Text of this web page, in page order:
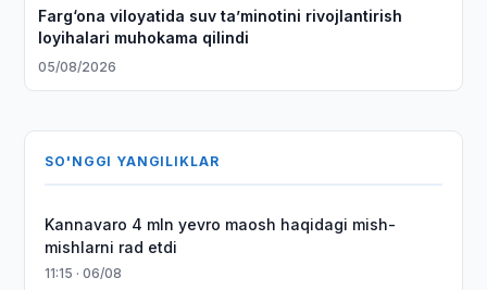
Farg‘ona viloyatida suv taʼminotini rivojlantirish
loyihalari muhokama qilindi
05/08/2026
SO'NGGI YANGILIKLAR
Kannavaro 4 mln yevro maosh haqidagi mish-
mishlarni rad etdi
11:15 · 06/08